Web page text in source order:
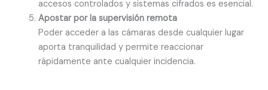
accesos controlados y sistemas cifrados es esencial.
Apostar por la supervisión remota
Poder acceder a las cámaras desde cualquier lugar
aporta tranquilidad y permite reaccionar
rápidamente ante cualquier incidencia.